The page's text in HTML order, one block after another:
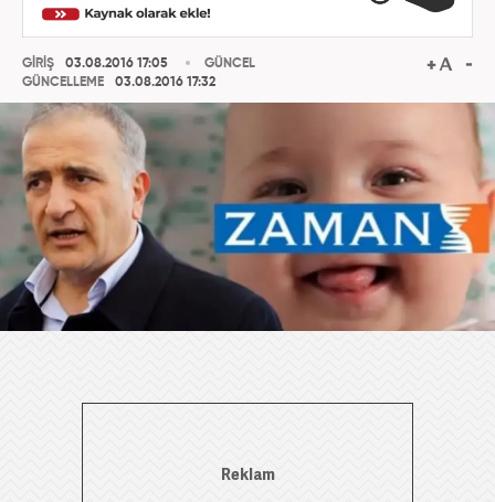
GİRİŞ
03.08.2016 17:05
GÜNCELLEME
03.08.2016 17:32
GÜNCEL